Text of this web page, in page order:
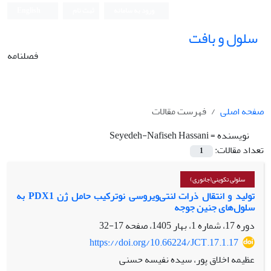
سلول و بافت
فصلنامه
صفحه اصلی
فهرست مقالات
نویسنده =Seyedeh-Nafiseh Hassani
تعداد مقالات:
1
سلولی تکوینی(جانوری)
تولید و انتقال ذرات لنتی‌ویروسی نوترکیب حامل ژن PDX1 به
سلول‌های جنین جوجه
دوره 17، شماره 1، بهار 1405، صفحه
17-32
https://doi.org/10.66224/JCT.17.1.17
عظیمه اخلاق پور، سیده نفیسه حسنی